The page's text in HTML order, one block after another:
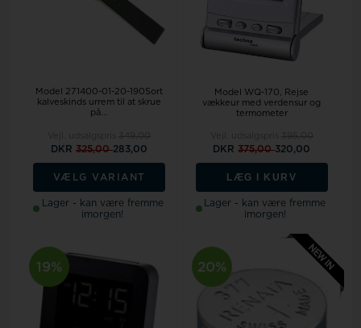
Model 271400-01-20-190Sort
kalveskinds urrem til at skrue
på...
DKR325,00283,00
VÆLG VARIANT
Lager - kan være fremme
imorgen!
Model WQ-170
Rejse
vækkeur med verdensur og
termometer
DKR375,00320,00
LÆG I KURV
Lager - kan være fremme
imorgen!
19% 20%